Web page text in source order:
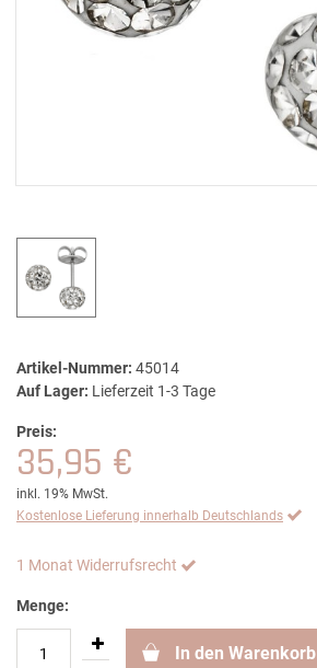
Artikel-Nummer: 45014
Auf Lager: Lieferzeit 1-3 Tage
Preis:
35,95 €
inkl. 19% MwSt.
Kostenlose Lieferung innerhalb Deutschlands
1 Monat Widerrufsrecht
Menge:
In den Warenkorb